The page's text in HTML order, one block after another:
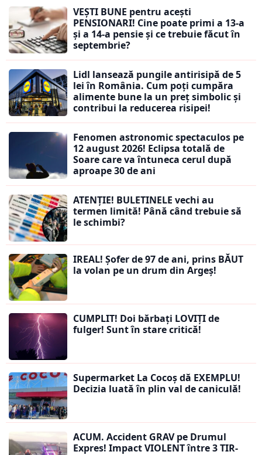
VEȘTI BUNE pentru acești
PENSIONARI! Cine poate primi a 13-a
și a 14-a pensie și ce trebuie făcut în
septembrie?
Lidl lansează pungile antirisipă de 5
lei în România. Cum poți cumpăra
alimente bune la un preț simbolic și
contribui la reducerea risipei!
Fenomen astronomic spectaculos pe
12 august 2026! Eclipsa totală de
Soare care va întuneca cerul după
aproape 30 de ani
ATENȚIE! BULETINELE vechi au
termen limită! Până când trebuie să
le schimbi?
IREAL! Șofer de 97 de ani, prins BĂUT
la volan pe un drum din Argeș!
CUMPLIT! Doi bărbați LOVIȚI de
fulger! Sunt în stare critică!
Supermarket La Cocoș dă EXEMPLU!
Decizia luată în plin val de caniculă!
ACUM. Accident GRAV pe Drumul
Expres! Impact VIOLENT între 3 TIR-